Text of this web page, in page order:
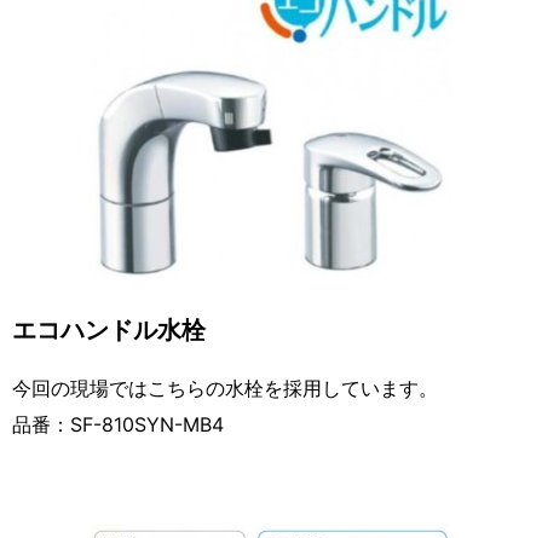
エコハンドル水栓
今回の現場ではこちらの水栓を採用しています。
品番：SF-810SYN-MB4